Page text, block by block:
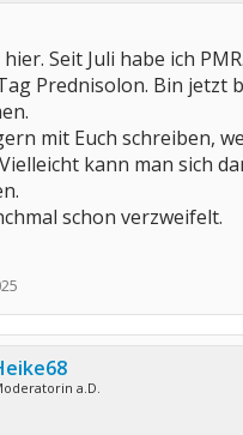
Seit Juli habe ich
Prednisolon. Bin jetzt
mit Euch schreiben,
kann man sich
schon verzweifelt.
a.D.